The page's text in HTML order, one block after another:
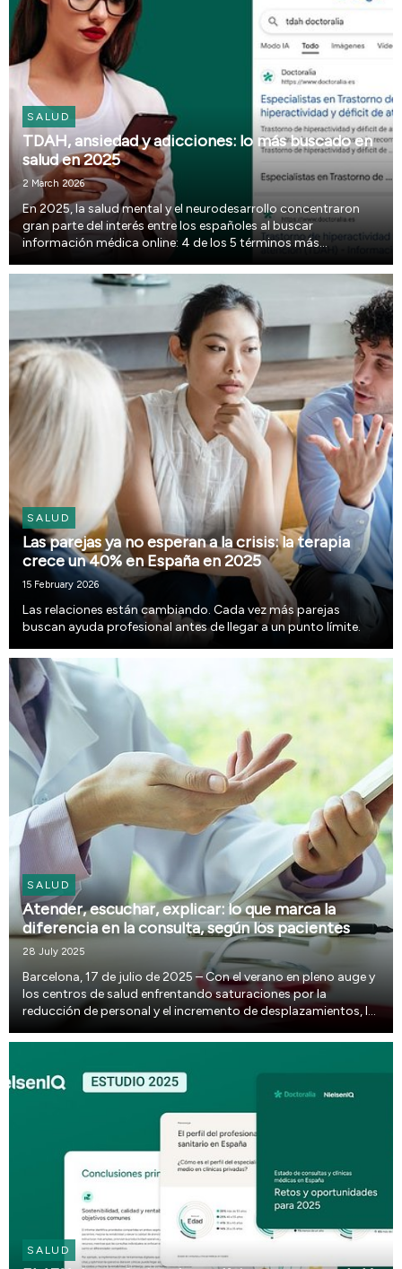
SALUD
TDAH, ansiedad y adicciones: lo más buscado en
salud en 2025
2 March 2026
En 2025, la salud mental y el neurodesarrollo concentraron
gran parte del interés entre los españoles al buscar
información médica online: 4 de los 5 términos más
atención (TDAH), adicciones, trastorno de ansied...
SALUD
Las parejas ya no esperan a la crisis: la terapia
crece un 40% en España en 2025
15 February 2026
Las relaciones están cambiando. Cada vez más parejas
buscan ayuda profesional antes de llegar a un punto límite.
SALUD
Atender, escuchar, explicar: lo que marca la
diferencia en la consulta, según los pacientes
28 July 2025
Barcelona, 17 de julio de 2025 – Con el verano en pleno auge y
los centros de salud enfrentando saturaciones por la
reducción de personal y el incremento de desplazamientos, la
Doctoralia, la plataforma tecnológic...
SALUD